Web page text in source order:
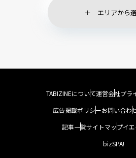
エリアから
TABIZINEについて運営会社プラ
広告掲載ポリシーお問い合わ
記事一覧サイトマップイ
bizSPA!